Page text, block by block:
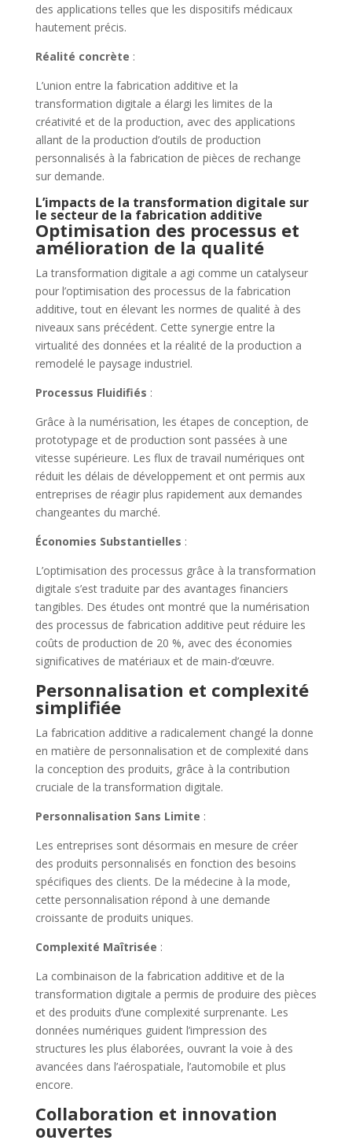
des applications telles que les dispositifs médicaux
hautement précis.
Réalité concrète :
L’union entre la fabrication additive et la
transformation digitale a élargi les limites de la
créativité et de la production, avec des applications
allant de la production d’outils de production
personnalisés à la fabrication de pièces de rechange
sur demande.
L’impacts de la transformation digitale sur
le secteur de la fabrication additive
Optimisation des processus et
amélioration de la qualité
La transformation digitale a agi comme un catalyseur
pour l’optimisation des processus de la fabrication
additive, tout en élevant les normes de qualité à des
niveaux sans précédent. Cette synergie entre la
virtualité des données et la réalité de la production a
remodelé le paysage industriel.
Processus Fluidifiés :
Grâce à la numérisation, les étapes de conception, de
prototypage et de production sont passées à une
vitesse supérieure. Les flux de travail numériques ont
réduit les délais de développement et ont permis aux
entreprises de réagir plus rapidement aux demandes
changeantes du marché.
Économies Substantielles :
L’optimisation des processus grâce à la transformation
digitale s’est traduite par des avantages financiers
tangibles. Des études ont montré que la numérisation
des processus de fabrication additive peut réduire les
coûts de production de 20 %, avec des économies
significatives de matériaux et de main-d’œuvre.
Personnalisation et complexité
simplifiée
La fabrication additive a radicalement changé la donne
en matière de personnalisation et de complexité dans
la conception des produits, grâce à la contribution
cruciale de la transformation digitale.
Personnalisation Sans Limite :
Les entreprises sont désormais en mesure de créer
des produits personnalisés en fonction des besoins
spécifiques des clients. De la médecine à la mode,
cette personnalisation répond à une demande
croissante de produits uniques.
Complexité Maîtrisée :
La combinaison de la fabrication additive et de la
transformation digitale a permis de produire des pièces
et des produits d’une complexité surprenante. Les
données numériques guident l’impression des
structures les plus élaborées, ouvrant la voie à des
avancées dans l’aérospatiale, l’automobile et plus
encore.
Collaboration et innovation
ouvertes